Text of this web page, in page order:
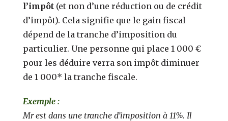
l’impôt (et non d’une réduction ou de crédit
d’impôt). Cela signifie que le gain fiscal
dépend de la tranche d’imposition du
particulier. Une personne qui place 1 000 €
pour les déduire verra son impôt diminuer
de 1 000* la tranche fiscale.
Exemple :
Mr est dans une tranche d’imposition à 11%. Il